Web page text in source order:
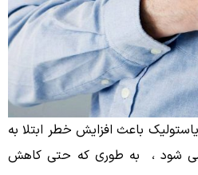
باعث افزایش خطر ابتلا به
می شود ، به طوری که حتی کاهش